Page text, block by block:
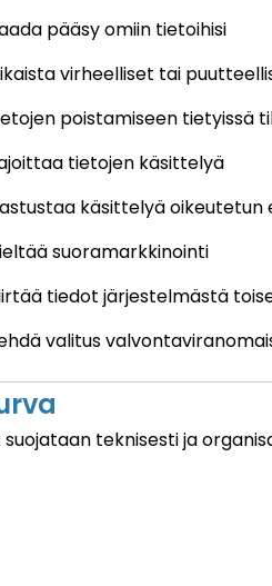
pääsy omiin tietoihisi
virheelliset tai
poistamiseen tietyissä
tietojen käsittelyä
käsittelyä oikeutetun
suoramarkkinointi
tiedot järjestelmästä
valitus
teknisesti ja